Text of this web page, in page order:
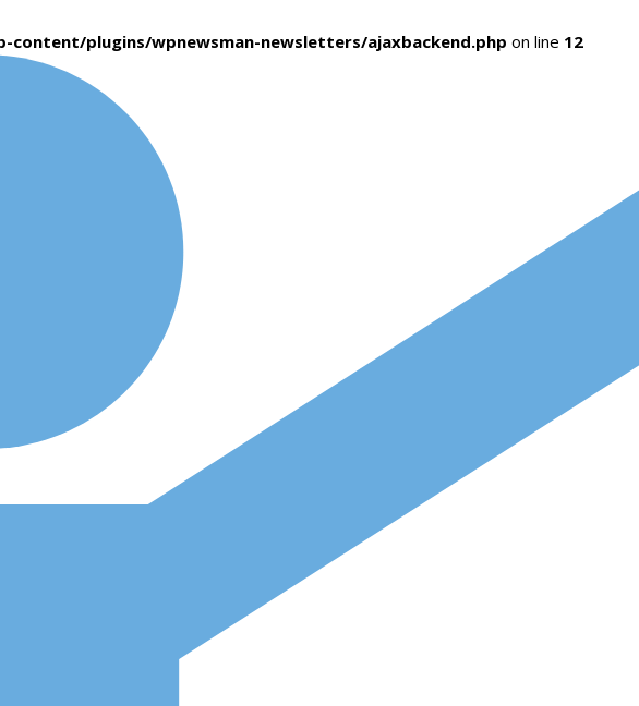
content/plugins/wpnewsman-newsletters/ajaxbackend.php on line 12